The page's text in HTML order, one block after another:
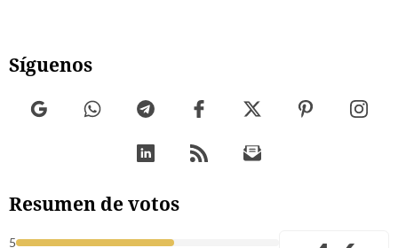
Síguenos
Resumen de votos
5